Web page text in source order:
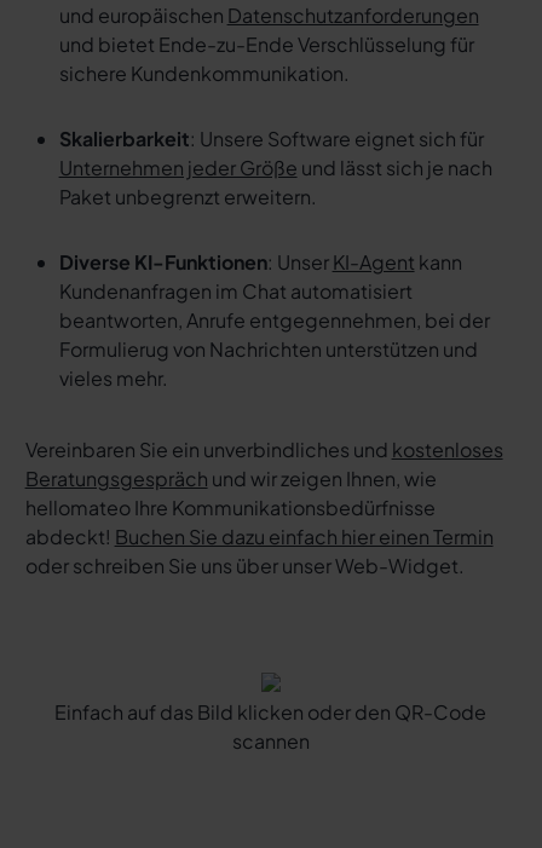
und europäischen Datenschutzanforderungen
und bietet Ende-zu-Ende Verschlüsselung für
sichere Kundenkommunikation.
Skalierbarkeit: Unsere Software eignet sich für
Unternehmen jeder Größe und lässt sich je nach
Paket unbegrenzt erweitern.
Diverse KI-Funktionen: UnserKI-Agent kann
Kundenanfragen im Chat automatisiert
beantworten, Anrufe entgegennehmen, bei der
Formulierug von Nachrichten unterstützen und
vieles mehr.
Vereinbaren Sie ein unverbindliches und kostenloses
Beratungsgespräch und wir zeigen Ihnen, wie
hellomateo Ihre Kommunikationsbedürfnisse
abdeckt! Buchen Sie dazu einfach hier einen Termin
oder schreiben Sie uns über unser Web-Widget.
Einfach auf das Bild klicken oder den QR-Code
scannen